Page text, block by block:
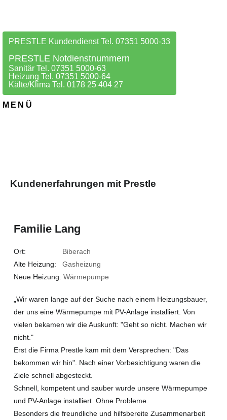
PRESTLE Kundendienst Tel. 07351 5000-33
PRESTLE Notdienstnummern
Sanitär Tel. 07351 5000-63
Heizung Tel. 07351 5000-64
Kälte/Klima Tel. 0178 25 404 27
MENÜ
Kundenerfahrungen mit Prestle
Familie Lang
Ort: Biberach
Alte Heizung: Gasheizung
Neue Heizung: Wärmepumpe
„Wir waren lange auf der Suche nach einem Heizungsbauer,
der uns eine Wärmepumpe mit PV-Anlage installiert. Von
vielen bekamen wir die Auskunft: "Geht so nicht. Machen wir
nicht."
Erst die Firma Prestle kam mit dem Versprechen: "Das
bekommen wir hin". Nach einer Vorbesichtigung waren die
Ziele schnell abgesteckt.
Schnell, kompetent und sauber wurde unsere Wärmepumpe
und PV-Anlage installiert. Ohne Probleme.
Besonders die freundliche und hilfsbereite Zusammenarbeit